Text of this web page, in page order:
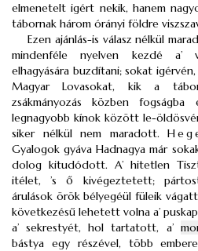
elmenetelt igért nekik, hanem
tábornak három órányi földre
Ezen ajánlás-is válasz nélkül
mindenféle nyelven kezdé a’
elhagyására buzdítani; sokat
Magyar Lovasokat, kik a
zsákmányozás közben fogságba
legnagyobb kínok között le-
siker nélkül nem maradott.
Gyalogok gyáva Hadnagya már
dolog kitudódott. A’ hitetlen
itélet, ’s ő kivégeztetett;
árulások örök bélyegéül füleik
következésű lehetett volna a’
a’ sekrestyét, hol tartatott, a’
bástya egy részével, több